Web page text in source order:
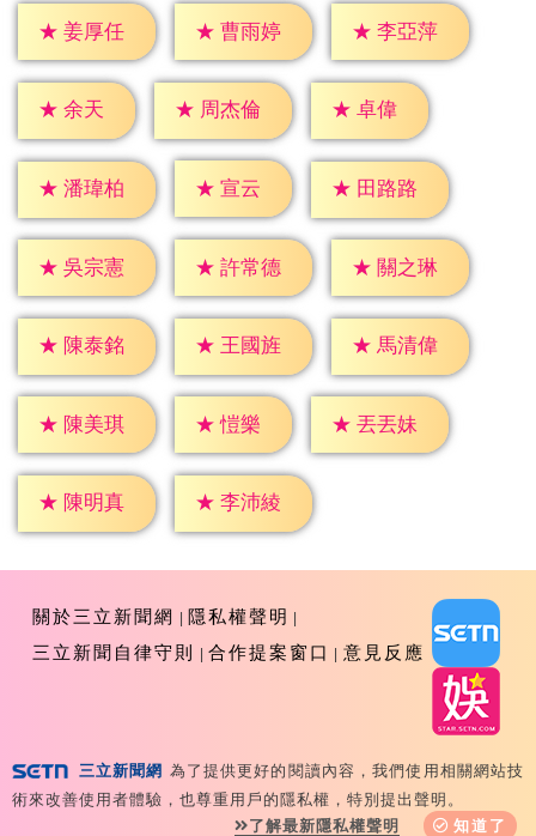
★ 姜厚任 ★ 曹雨婷 ★ 李亞萍
★ 余天 ★ 周杰倫 ★ 卓偉
★ 潘瑋柏 ★ 宣云 ★ 田路路
★ 吳宗憲 ★ 許常德 ★ 關之琳
★ 陳泰銘 ★ 王國旌 ★ 馬清偉
★ 陳美琪 ★ 愷樂 ★ 丟丟妹
★ 陳明真 ★ 李沛綾
關於三立新聞網
隱私權聲明
三立新聞自律守則
合作提案窗口 意見反應
Copyright ©2026 Sanlih E-Television All Rights
Reserved 版權所有 盜用必究 台北市內湖區舊宗路一段159
三立新聞網 為了提供更好的閱讀內容，我們使用相關網站技
術來改善使用者體驗，也尊重用戶的隱私權，特別提出聲明。
了解最新隱私權聲明
知道了